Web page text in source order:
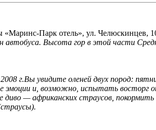
«Маринс-Парк отель», ул. Челюскинцев,
Высота гор в этой части
г.Вы увидите оленей двух пород:
и, возможно, испытать восторг
— африканских страусов, покормить